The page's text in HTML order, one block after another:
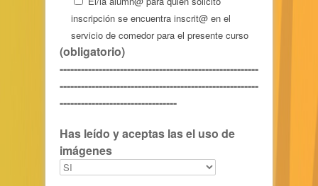
inscripción se encuentra inscrit@ en el
servicio de comedor para el presente curso
(obligatorio)
--------------------------------------------------------
--------------------------------------------------------
---------------------------------
Has leído y aceptas lasel uso de
imágenes